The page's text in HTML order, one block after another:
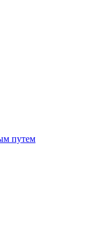
путем